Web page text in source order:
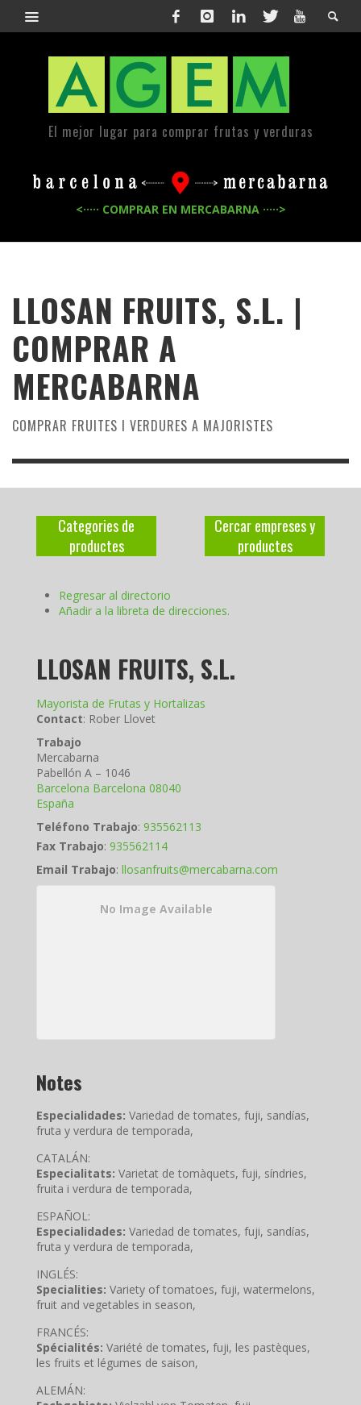
El mejor lugar para comprar frutas y verduras
<····· COMPRAR EN MERCABARNA ·····>
LLOSAN FRUITS, S.L. |
COMPRAR A
MERCABARNA
COMPRAR FRUITES I VERDURES A MAJORISTES
Categories de
productes
Cercar empreses y
productes
Regresar al directorio
Añadir a la libreta de direcciones.
LLOSAN FRUITS, S.L.
Mayorista de Frutas y Hortalizas
Contact: Rober Llovet
Trabajo
Mercabarna
Pabellón A – 1046
Barcelona Barcelona 08040
España
Teléfono Trabajo: 935562113
Fax Trabajo: 935562114
Email Trabajo: llosanfruits@mercabarna.com
No Image Available
Notes
Especialidades: Variedad de tomates, fuji, sandías,
fruta y verdura de temporada,
CATALÁN:
Especialitats: Varietat de tomàquets, fuji, síndries,
fruita i verdura de temporada,
ESPAÑOL:
Especialidades: Variedad de tomates, fuji, sandías,
fruta y verdura de temporada,
INGLÉS:
Specialities: Variety of tomatoes, fuji, watermelons,
fruit and vegetables in season,
FRANCÉS:
Spécialités: Variété de tomates, fuji, les pastèques,
les fruits et légumes de saison,
ALEMÁN: